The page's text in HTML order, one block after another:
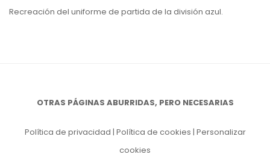
Recreación del uniforme de partida de la división azul.
OTRAS PÁGINAS ABURRIDAS, PERO NECESARIAS
Política de privacidad | Política de cookies | Personalizar
cookies